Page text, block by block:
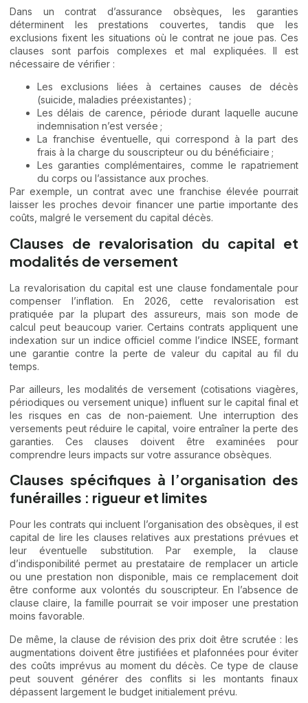
Dans un contrat d’assurance obsèques, les garanties
déterminent les prestations couvertes, tandis que les
exclusions fixent les situations où le contrat ne joue pas. Ces
clauses sont parfois complexes et mal expliquées. Il est
nécessaire de vérifier :
Les exclusions liées à certaines causes de décès
(suicide, maladies préexistantes) ;
Les délais de carence, période durant laquelle aucune
indemnisation n’est versée ;
La franchise éventuelle, qui correspond à la part des
frais à la charge du souscripteur ou du bénéficiaire ;
Les garanties complémentaires, comme le rapatriement
du corps ou l’assistance aux proches.
Par exemple, un contrat avec une franchise élevée pourrait
laisser les proches devoir financer une partie importante des
coûts, malgré le versement du capital décès.
Clauses de revalorisation du capital et
modalités de versement
La revalorisation du capital est une clause fondamentale pour
compenser l’inflation. En 2026, cette revalorisation est
pratiquée par la plupart des assureurs, mais son mode de
calcul peut beaucoup varier. Certains contrats appliquent une
indexation sur un indice officiel comme l’indice INSEE, formant
une garantie contre la perte de valeur du capital au fil du
temps.
Par ailleurs, les modalités de versement (cotisations viagères,
périodiques ou versement unique) influent sur le capital final et
les risques en cas de non-paiement. Une interruption des
versements peut réduire le capital, voire entraîner la perte des
garanties. Ces clauses doivent être examinées pour
comprendre leurs impacts sur votre assurance obsèques.
Clauses spécifiques à l’organisation des
funérailles : rigueur et limites
Pour les contrats qui incluent l’organisation des obsèques, il est
capital de lire les clauses relatives aux prestations prévues et
leur éventuelle substitution. Par exemple, la clause
d’indisponibilité permet au prestataire de remplacer un article
ou une prestation non disponible, mais ce remplacement doit
être conforme aux volontés du souscripteur. En l’absence de
clause claire, la famille pourrait se voir imposer une prestation
moins favorable.
De même, la clause de révision des prix doit être scrutée : les
augmentations doivent être justifiées et plafonnées pour éviter
des coûts imprévus au moment du décès. Ce type de clause
peut souvent générer des conflits si les montants finaux
dépassent largement le budget initialement prévu.